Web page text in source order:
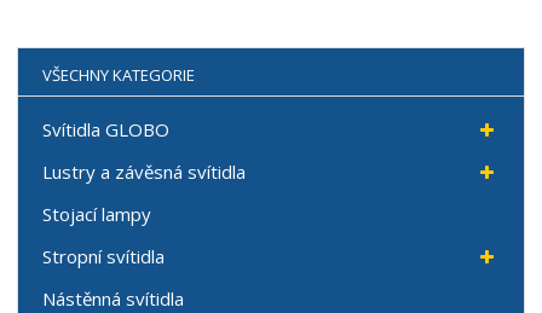
VŠECHNY KATEGORIE
Svítidla GLOBO
Lustry a závěsná svítidla
Stojací lampy
Stropní svítidla
Nástěnná svítidla